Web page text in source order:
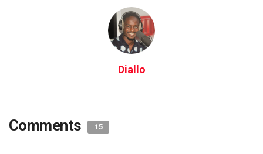
Diallo
Comments 15